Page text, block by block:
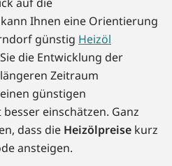
kann Ihnen eine Orientierung
günstig Heizöl
die Entwicklung der
Zeitraum
günstigen
einschätzen. Ganz
dass die Heizölpreise kurz
ansteigen.